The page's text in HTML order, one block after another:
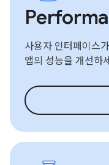
사용자 인터페이스
앱의 성능을 개선하